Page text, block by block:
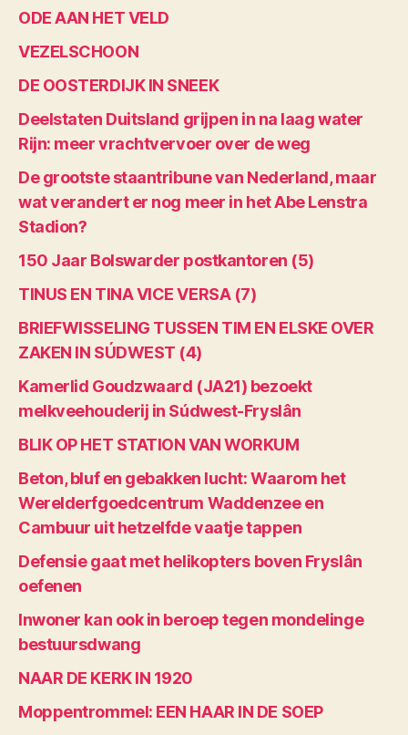
ODE AAN HET VELD
VEZELSCHOON
DE OOSTERDIJK IN SNEEK
Deelstaten Duitsland grijpen in na laag water
Rijn: meer vrachtvervoer over de weg
De grootste staantribune van Nederland, maar
wat verandert er nog meer in het Abe Lenstra
Stadion?
150 Jaar Bolswarder postkantoren (5)
TINUS EN TINA VICE VERSA (7)
BRIEFWISSELING TUSSEN TIM EN ELSKE OVER
ZAKEN IN SÚDWEST (4)
Kamerlid Goudzwaard (JA21) bezoekt
melkveehouderij in Súdwest-Fryslân
BLIK OP HET STATION VAN WORKUM
Beton, bluf en gebakken lucht: Waarom het
Werelderfgoedcentrum Waddenzee en
Cambuur uit hetzelfde vaatje tappen
Defensie gaat met helikopters boven Fryslân
oefenen
Inwoner kan ook in beroep tegen mondelinge
bestuursdwang
NAAR DE KERK IN 1920
Moppentrommel: EEN HAAR IN DE SOEP